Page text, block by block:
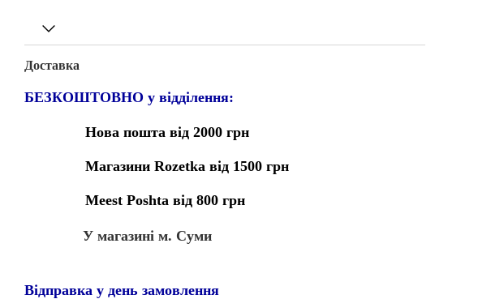
Доставка
БЕЗКОШТОВНО у відділення:
Нова пошта від 2000 грн
Магазини Rozetka від 1500 грн
Meest Poshta від 800 грн
У магазині м. Суми
Відправка у день замовлення